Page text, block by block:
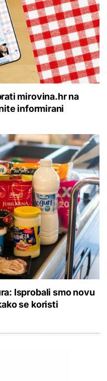
mirovina.hr na
informirani
Isprobali smo novu
se koristi